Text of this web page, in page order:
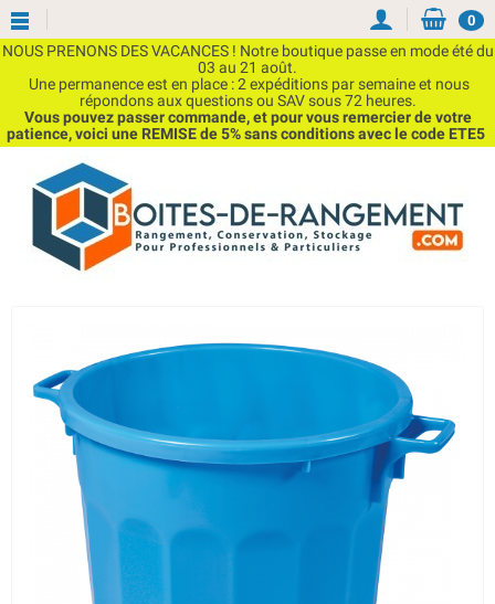
NOUS PRENONS DES VACANCES ! Notre boutique passe en mode été du
03 au 21 août.
Une permanence est en place : 2 expéditions par semaine et nous
répondons aux questions ou SAV sous 72 heures.
Vous pouvez passer commande, et pour vous remercier de votre
patience, voici une REMISE de 5% sans conditions avec le code ETE5
0